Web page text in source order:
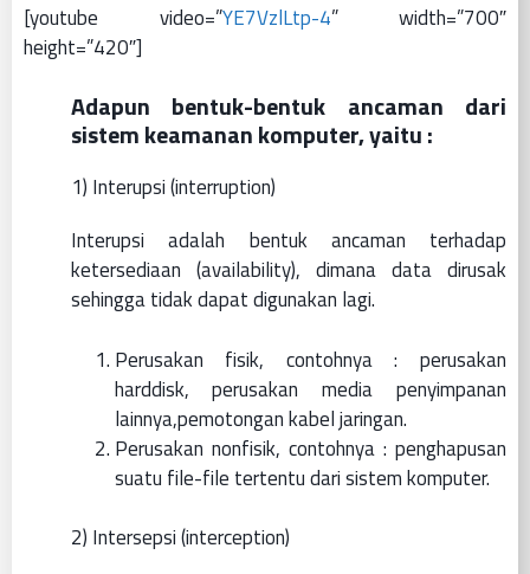
[youtube video=”YE7VzlLtp-4” width=”700″
height=”420″]
Adapun bentuk-bentuk ancaman dari
sistem keamanan komputer, yaitu :
1) Interupsi (interruption)
Interupsi adalah bentuk ancaman terhadap
ketersediaan (availability), dimana data dirusak
sehingga tidak dapat digunakan lagi.
Perusakan fisik, contohnya : perusakan
harddisk, perusakan media penyimpanan
lainnya,pemotongan kabel jaringan.
Perusakan nonfisik, contohnya : penghapusan
suatu file-file tertentu dari sistem komputer.
2) Intersepsi (interception)